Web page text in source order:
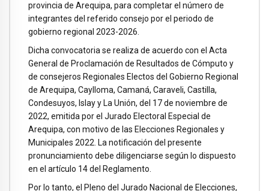
provincia de Arequipa, para completar el número de
integrantes del referido consejo por el periodo de
gobierno regional 2023-2026.
Dicha convocatoria se realiza de acuerdo con el Acta
General de Proclamación de Resultados de Cómputo y
de consejeros Regionales Electos del Gobierno Regional
de Arequipa, Caylloma, Camaná, Caraveli, Castilla,
Condesuyos, Islay y La Unión, del 17 de noviembre de
2022, emitida por el Jurado Electoral Especial de
Arequipa, con motivo de las Elecciones Regionales y
Municipales 2022. La notificación del presente
pronunciamiento debe diligenciarse según lo dispuesto
en el artículo 14 del Reglamento.
Por lo tanto, el Pleno del Jurado Nacional de Elecciones,